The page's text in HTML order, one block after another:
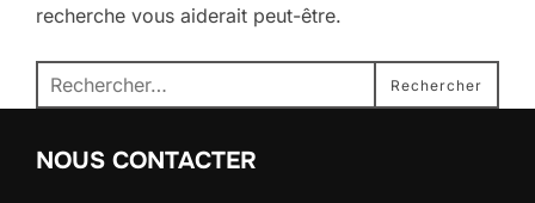
recherche vous aiderait peut-être.
Recherche
pour :
Rechercher
NOUS CONTACTER